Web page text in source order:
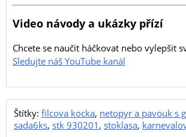
Video návody a ukázky přízí
Chcete se naučit háčkovat nebo vylepšit
Sledujte náš YouTube kanál
Štítky: filcova kocka, netopyr a pavouk s
sada6ks, stk 930201 , stoklasa,